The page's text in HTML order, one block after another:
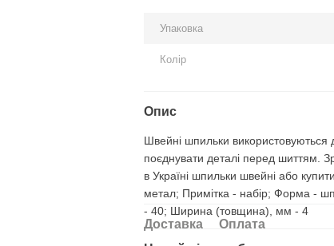
Упаковка
Колір
Опис
Швейні шпильки використовуються
поєднувати деталі перед шиттям.
в Україні шпильки швейні або
метал; Примітка - набір; Форма -
- 40; Ширина (товщина), мм - 4
Доставка
Оплата